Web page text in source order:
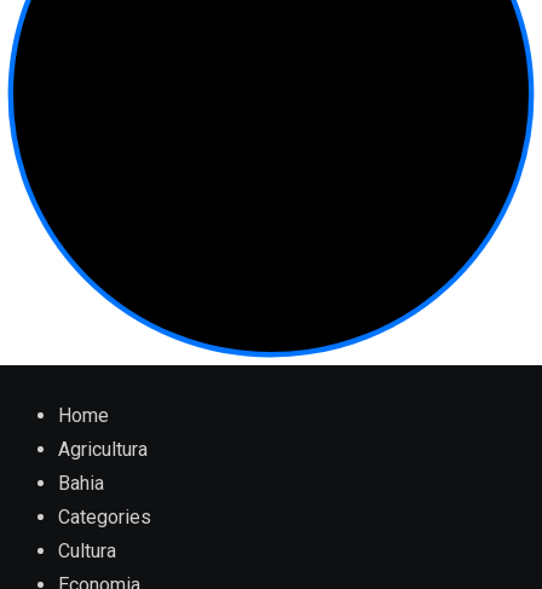
Home
Agricultura
Bahia
Categories
Cultura